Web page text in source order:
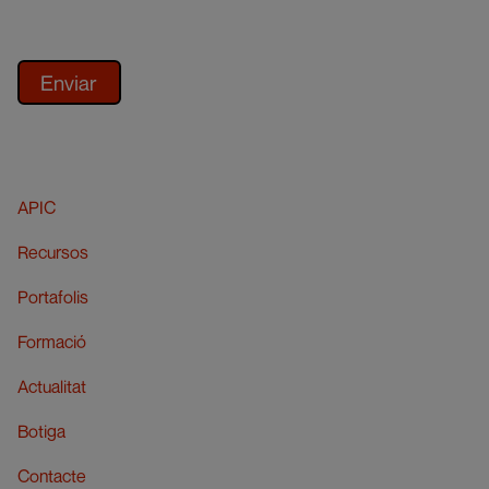
APIC
Recursos
Portafolis
Formació
Actualitat
Botiga
Contacte